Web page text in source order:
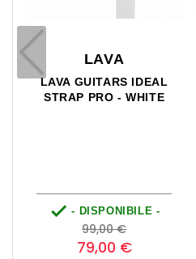
LAVA
LAVA GUITARS IDEAL
STRAP PRO - WHITE
- DISPONIBILE -
Prezzo
base
99,00 €Prezzo
79,00 €